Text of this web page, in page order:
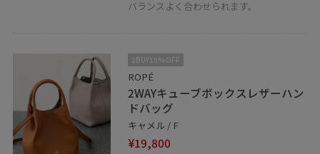
バランスよく合わせられます。
2BUY10%OFF
ROPÉ
2WAYキューブボックスレザーハン
ドバッグ
キャメル / F
¥19,800